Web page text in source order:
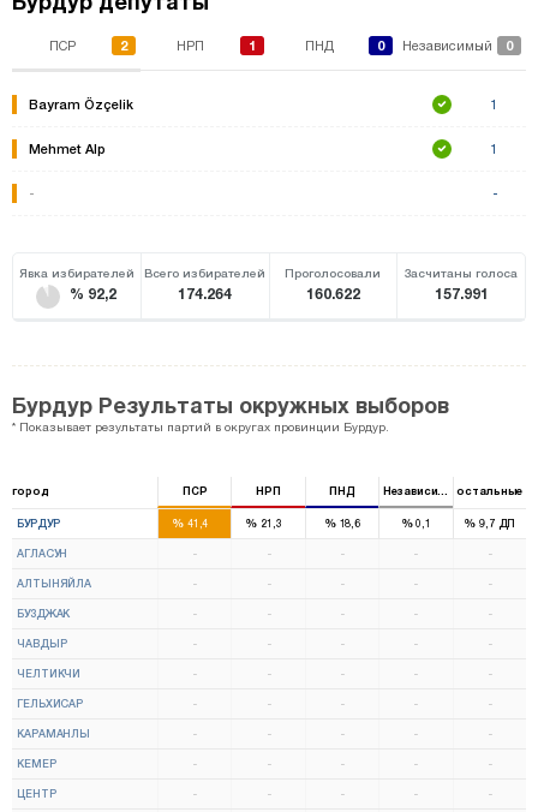
ПСР 2 НРП 1 ПНД 0 Независимый 0
Bayram Özçelik 1
Mehmet Alp 1
- -
Явка избирателей
% 92,2
Всего избирателей
174.264
Проголосовали
160.622
Засчитаны голоса
157.991
Бурдур Результаты окружных выборов
* Показывает результаты партий в округах провинции Бурдур.
город ПСР НРП ПНД Независимыйостальные
БУРДУР %41,4
2
% 21,3
1
%18,6 %0,1 % 9,7 ДП
АГЛАСУН - - - - -
АЛТЫНЯЙЛА - - - - -
БУЗДЖАК - - - - -
ЧАВДЫР - - - - -
ЧЕЛТИКЧИ - - - - -
ГЕЛЬХИСАР - - - - -
КАРАМАНЛЫ - - - - -
КЕМЕР - - - - -
ЦЕНТР - - - - -